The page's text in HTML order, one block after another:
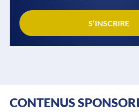
S’INSCRIRE
CONTENUS